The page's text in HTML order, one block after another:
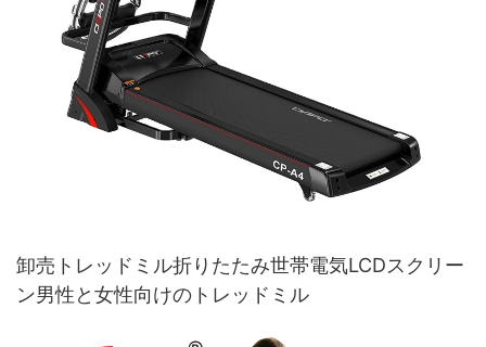
卸売トレッドミル折りたたみ世帯電気LCDスクリー
ン男性と女性向けのトレッドミル